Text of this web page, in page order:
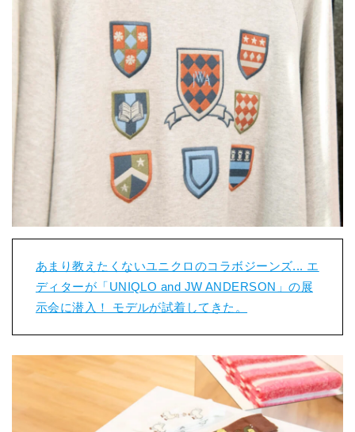
あまり教えたくないユニクロのコラボジーンズ... エ
ディターが「UNIQLO and JW ANDERSON」の展
示会に潜入！ モデルが試着してきた。